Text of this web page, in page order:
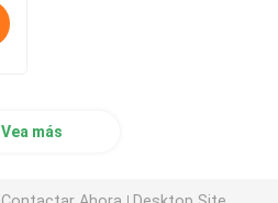
Vea más